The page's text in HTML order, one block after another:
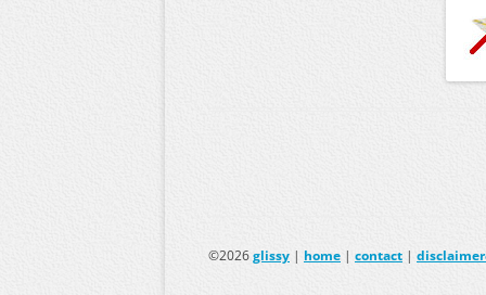
©2026glissy | home | contact |